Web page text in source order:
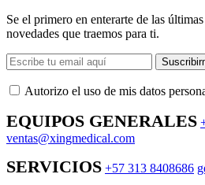
Se el primero en enterarte de las
novedades que traemos para ti.
Autorizo ​​el uso de mis datos
EQUIPOS GENERALES
ventas@xingmedical.com
SERVICIOS +57 313 8408686